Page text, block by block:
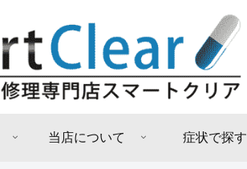
当店について 症状で探す